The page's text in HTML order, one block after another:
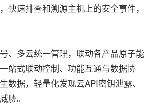
快速排查和溯源主机上的安全事件，
多云统一管理，联动各产品原子能
站式联动控制、功能互通与数据协
数据，轻量化发现云API密钥泄露、
胁。